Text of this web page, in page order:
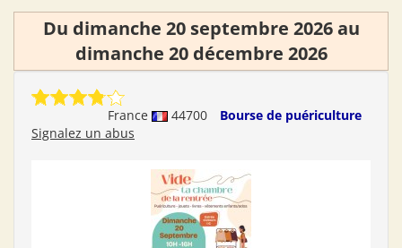
Du dimanche 20 septembre 2026 au
dimanche 20 décembre 2026
France 44700
Bourse de puériculture
Signalez un abus